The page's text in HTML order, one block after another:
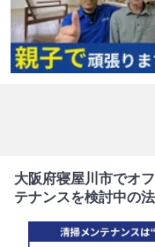
大阪府寝屋川市でオ
テナンスを検討中の